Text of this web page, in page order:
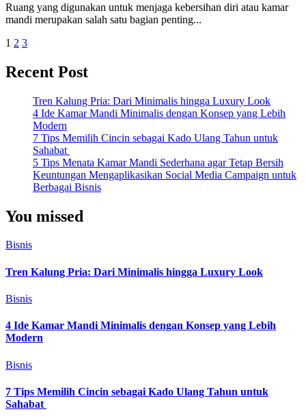
Ruang yang digunakan untuk menjaga kebersihan diri atau kamar
mandi merupakan salah satu bagian penting...
Posts
pagination
1 2 3
Recent Post
Tren Kalung Pria: Dari Minimalis hingga Luxury Look
4 Ide Kamar Mandi Minimalis dengan Konsep yang Lebih
Modern
7 Tips Memilih Cincin sebagai Kado Ulang Tahun untuk
Sahabat
5 Tips Menata Kamar Mandi Sederhana agar Tetap Bersih
Keuntungan Mengaplikasikan Social Media Campaign untuk
Berbagai Bisnis
You missed
Bisnis
Tren Kalung Pria: Dari Minimalis hingga Luxury Look
Bisnis
4 Ide Kamar Mandi Minimalis dengan Konsep yang Lebih
Modern
Bisnis
7 Tips Memilih Cincin sebagai Kado Ulang Tahun untuk
Sahabat